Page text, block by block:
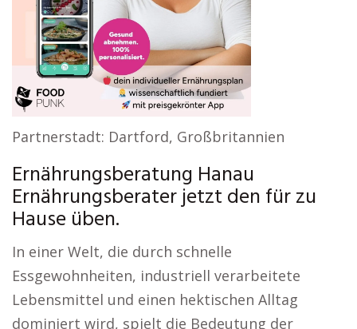
Partnerstadt: Dartford, Großbritannien
Ernährungsberatung Hanau
Ernährungsberater jetzt den für zu
Hause üben.
In einer Welt, die durch schnelle
Essgewohnheiten, industriell verarbeitete
Lebensmittel und einen hektischen Alltag
dominiert wird, spielt die Bedeutung der